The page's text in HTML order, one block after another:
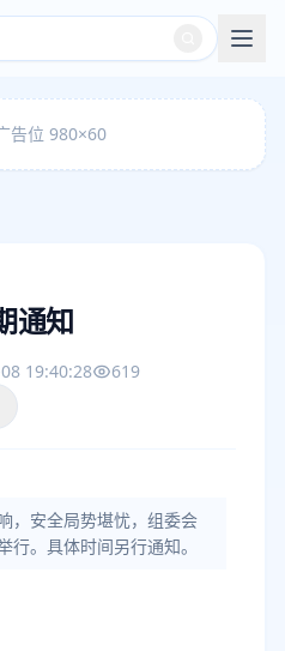
告位 980×60
通知
19:40:28
619
，安全局势堪忧，组委会
行。具体时间另行通知。